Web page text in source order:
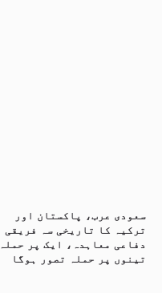
سعودی عرب، پاکستان اور
ترکیہ کا تاریخی سہ فریقی
دفاعی معاہدہ، ایک پر حملہ
تینوں پر حملہ تصور ہوگا